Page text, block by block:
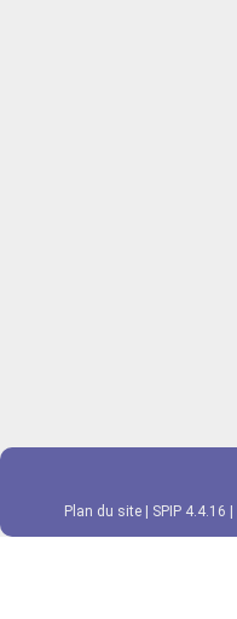
Plan du site SPIP 4.4.16